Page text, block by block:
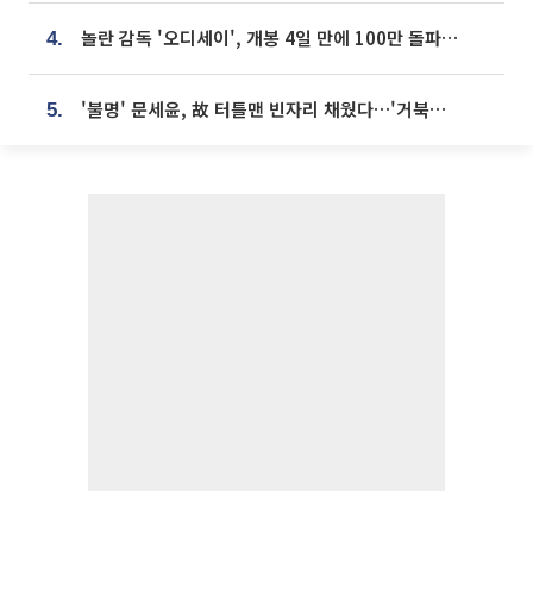
4. 놀란 감독 '오디세이', 개봉 4일 만에 100만 돌파⋯'왕사남' 보다 빠르다
5. '불명' 문세윤, 故 터틀맨 빈자리 채웠다…'거북이' 눈물의 최종 우승